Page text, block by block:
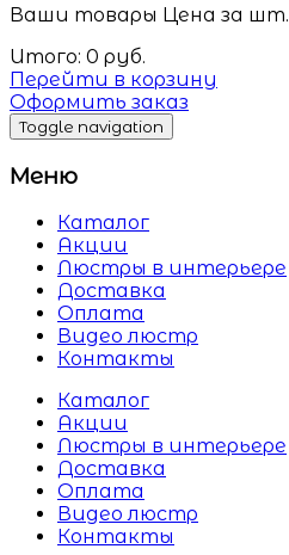
Ваши товары Цена за шт.
Итого: 0 руб.
Перейти в корзину
Оформить заказ
Toggle navigation
Меню
Каталог
Акции
Люстры в интерьере
Доставка
Оплата
Видео люстр
Контакты
Каталог
Акции
Люстры в интерьере
Доставка
Оплата
Видео люстр
Контакты